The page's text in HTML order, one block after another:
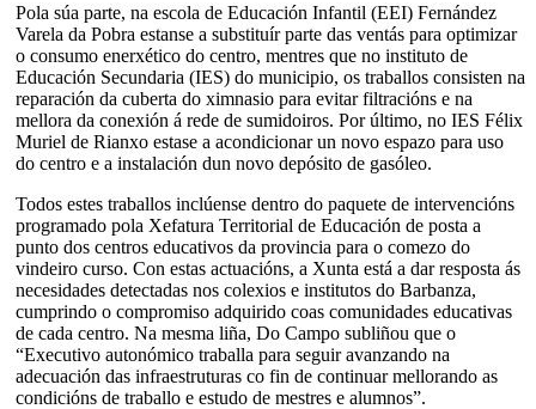
Pola súa parte, na escola de Educación Infantil (EEI) Fernández
Varela da Pobra estanse a substituír parte das ventás para optimizar
o consumo enerxético do centro, mentres que no instituto de
Educación Secundaria (IES) do municipio, os traballos consisten na
reparación da cuberta do ximnasio para evitar filtracións e na
mellora da conexión á rede de sumidoiros. Por último, no IES Félix
Muriel de Rianxo estase a acondicionar un novo espazo para uso
do centro e a instalación dun novo depósito de gasóleo.
Todos estes traballos inclúense dentro do paquete de intervencións
programado pola Xefatura Territorial de Educación de posta a
punto dos centros educativos da provincia para o comezo do
vindeiro curso. Con estas actuacións, a Xunta está a dar resposta ás
necesidades detectadas nos colexios e institutos do Barbanza,
cumprindo o compromiso adquirido coas comunidades educativas
de cada centro. Na mesma liña, Do Campo subliñou que o
“Executivo autonómico traballa para seguir avanzando na
adecuación das infraestruturas co fin de continuar mellorando as
condicións de traballo e estudo de mestres e alumnos”.